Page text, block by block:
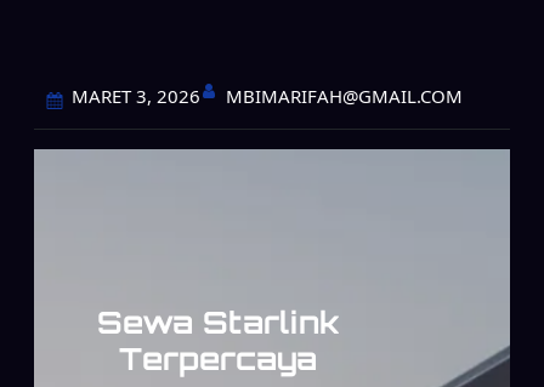
MARET 3, 2026 MBIMARIFAH@GMAIL.COM
Sewa Starlink
Terpercaya